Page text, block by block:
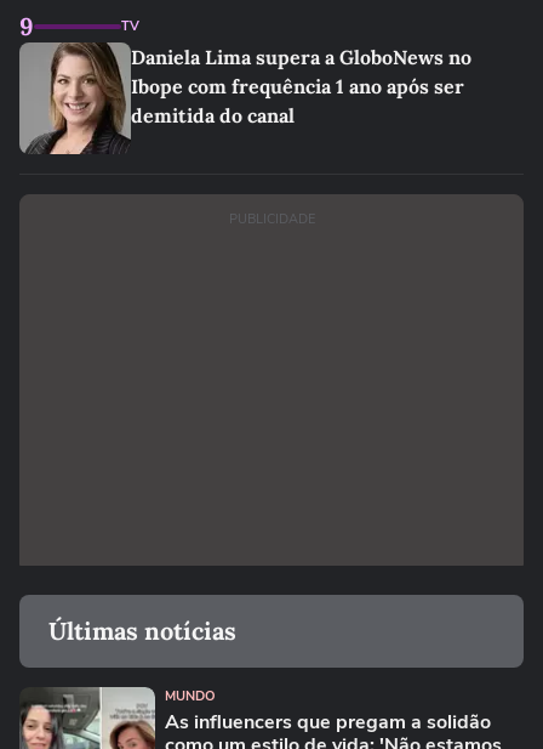
9 TV
Daniela Lima supera a GloboNews no
Ibope com frequência 1 ano após ser
demitida do canal
PUBLICIDADE
Últimas notícias
MUNDO
As influencers que pregam a solidão